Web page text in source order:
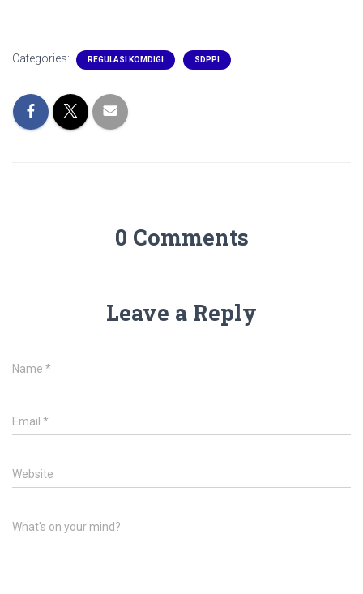
Categories: REGULASI KOMDIGI SDPPI
0 Comments
Leave a Reply
Name *
Email *
Website
What's on your mind?